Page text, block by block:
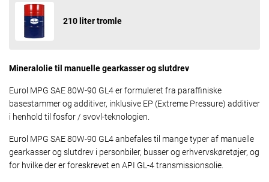
210 liter tromle
Mineralolie til manuelle gearkasser og slutdrev
Eurol MPG SAE 80W-90 GL4 er formuleret fra paraffiniske
basestammer og additiver, inklusive EP (Extreme Pressure) additiver
i henhold til fosfor / svovl-teknologien.
Eurol MPG SAE 80W-90 GL4 anbefales til mange typer af manuelle
gearkasser og slutdrev i personbiler, busser og erhvervskøretøjer, og
for hvilke der er foreskrevet en API GL-4 transmissionsolie.